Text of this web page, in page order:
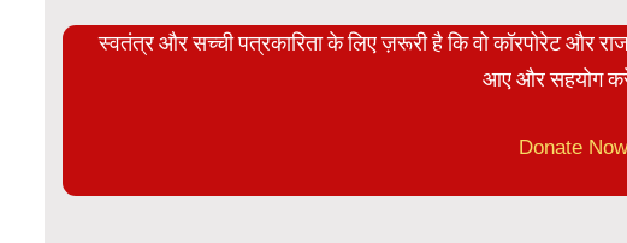
स्वतंत्र और सच्ची पत्रकारिता के लिए ज़रूरी है कि वो कॉरपोरेट और
आए और सहयोग
Donate Now